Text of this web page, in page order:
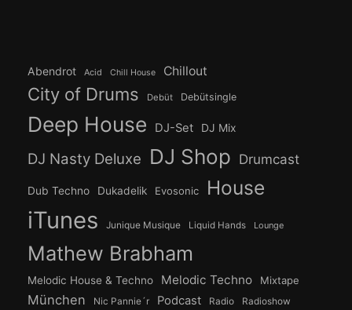
Abendrot Acid Chill House Chillout
City of Drums Debüt Debütsingle
Deep House DJ-Set DJ Mix
DJ Nasty Deluxe DJ Shop Drumcast
Dub Techno Dukadelik Evosonic House
iTunes Junique Musique Liquid Hands Lounge
Mathew Brabham
Melodic House & Techno Melodic Techno Mixtape
München Nic Pannie´r Podcast Radio Radioshow